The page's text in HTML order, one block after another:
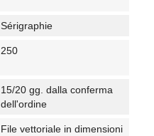
Sérigraphie
250
15/20 gg. dalla conferma
dell'ordine
File vettoriale in dimensioni